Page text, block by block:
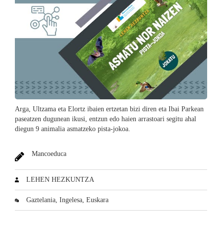
Arga, Ultzama eta Elortz ibaien ertzetan bizi diren eta Ibai Parkean
paseatzen dugunean ikusi, entzun edo haien arrastoari segitu ahal
diegun 9 animalia asmatzeko pista-jokoa.
Mancoeduca
LEHEN HEZKUNTZA
Gaztelania, Ingelesa, Euskara